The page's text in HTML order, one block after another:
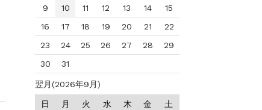
9
10 11 12 13 14
15
16
17 18 19 20 21
22
23
24 25 26 27 28
29
30
31
翌月(2026年9月)
日 月 火 水 木 金 土